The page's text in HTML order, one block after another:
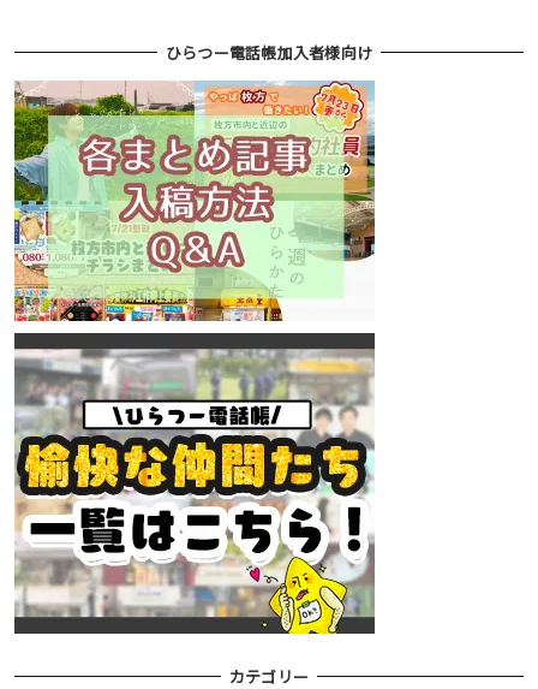
ひらつー電話帳加入者様向け
カテゴリー